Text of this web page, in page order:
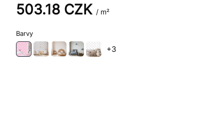
503.18 CZK / m²
Barvy
+3